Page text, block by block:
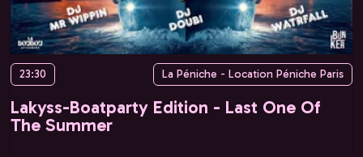
23:30 La Péniche - Location Péniche Paris
Lakyss-Boatparty Edition - Last One Of
The Summer